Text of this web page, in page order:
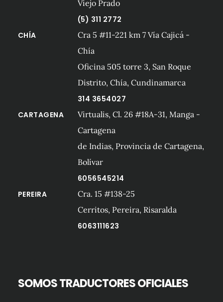
Viejo Prado
(5) 311 2772
CHÍA
Cra 5 #11-221 km 7 Vía Cajicá -
Chía
Oficina 505 torre 3, San Roque
Distrito, Chía, Cundinamarca
314 3654027
CARTAGENA
Virtualis, Cl. 26 #18A-31, Manga -
Cartagena
de Indias, Provincia de Cartagena,
Bolívar
6056545214
PEREIRA
Cra. 15 #138-25
Cerritos, Pereira, Risaralda
6063111623
SOMOS TRADUCTORES OFICIALES